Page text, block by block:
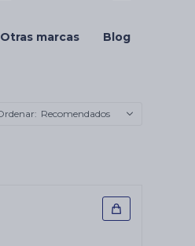
Otras marcas Blog
Recomendados